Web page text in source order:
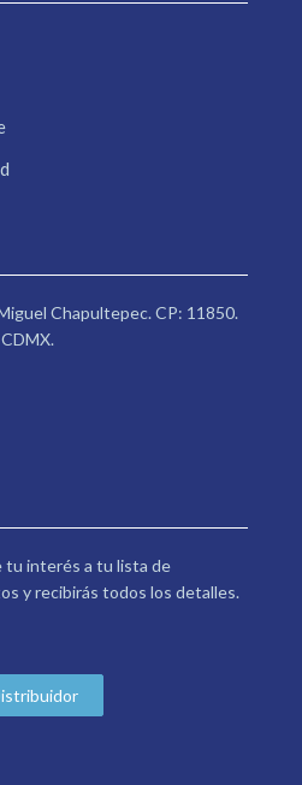
Chapultepec. CP: 11850.
tu interés a tu lista de
y recibirás todos los detalles.